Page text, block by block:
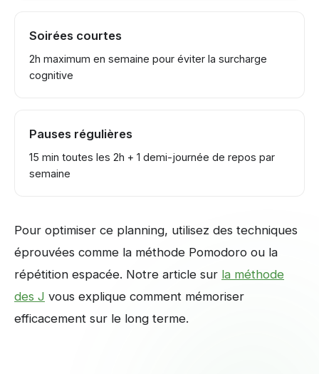
Soirées courtes
2h maximum en semaine pour éviter la surcharge
cognitive
Pauses régulières
15 min toutes les 2h + 1 demi-journée de repos par
semaine
Pour optimiser ce planning, utilisez des techniques
éprouvées comme la méthode Pomodoro ou la
répétition espacée. Notre article sur la méthode
des J vous explique comment mémoriser
efficacement sur le long terme.